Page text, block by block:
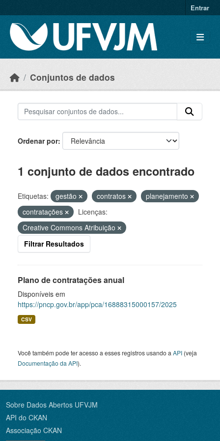
Entrar
Conjuntos de dados
Ordenar por
1 conjunto de dados encontrado
Etiquetas: gestão contratos
planejamento
contratações
Licenças:
Creative Commons Atribuição
Filtrar Resultados
Plano de contratações anual
Disponíveis em
https://pncp.gov.br/app/pca/16888315000157/2025
CSV
Você também pode ter acesso a esses registros usando a API (veja
Documentação da API).
Sobre Dados Abertos UFVJM
API do CKAN
Associação CKAN